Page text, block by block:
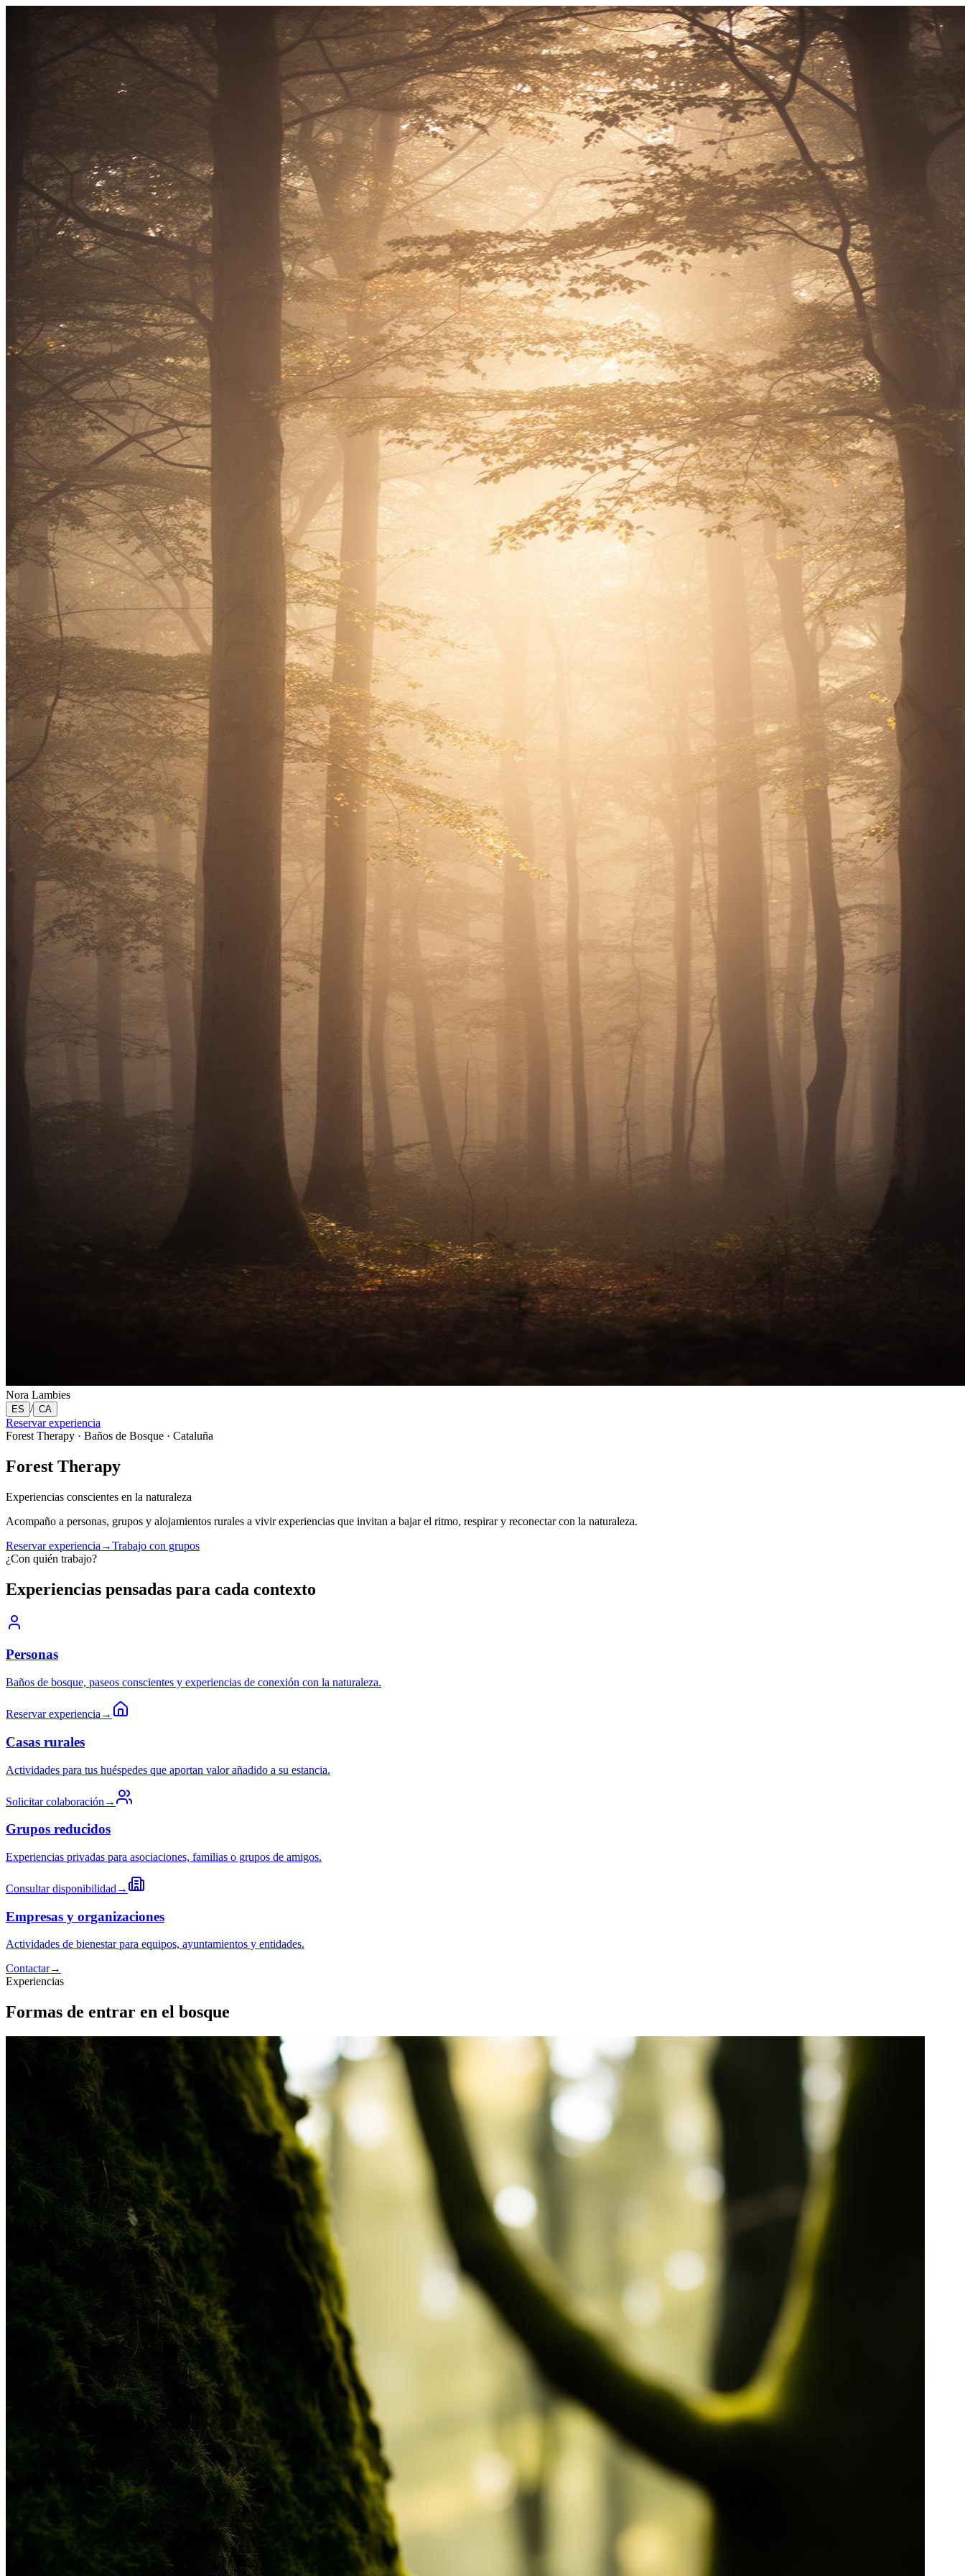
Nora Lambies
ES / CA
Reservar experiencia
Forest Therapy · Baños de Bosque · Cataluña
Forest Therapy
Experiencias conscientes en la naturaleza
Acompaño a personas, grupos y alojamientos rurales a vivir experiencias que invitan a bajar el ritmo, respirar y reconectar con la naturaleza.
Reservar experiencia →Trabajo con grupos
¿Con quién trabajo?
Experiencias pensadas para cada contexto
Personas
Baños de bosque, paseos conscientes y experiencias de conexión con la naturaleza.
Reservar experiencia →
Casas rurales
Actividades para tus huéspedes que aportan valor añadido a su estancia.
Solicitar colaboración →
Grupos reducidos
Experiencias privadas para asociaciones, familias o grupos de amigos.
Consultar disponibilidad →
Empresas y organizaciones
Actividades de bienestar para equipos, ayuntamientos y entidades.
Contactar→
Experiencias
Formas de entrar en el bosque